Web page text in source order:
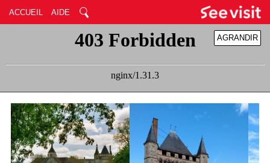
ACCUEIL AIDE
RÉDUIRE
AGRANDIR